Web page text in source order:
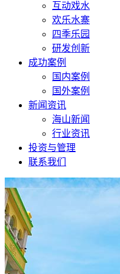
互动戏水
欢乐水寨
四季乐园
研发创新
成功案例
国内案例
国外案例
新闻资讯
海山新闻
行业资讯
投资与管理
联系我们